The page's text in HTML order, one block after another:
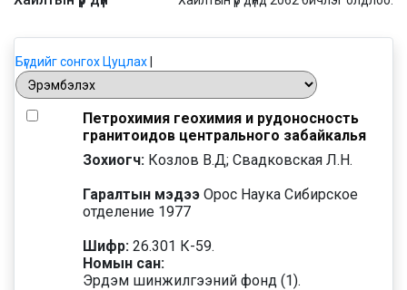
Бүгдийг сонгох Цуцлах
Петрохимия геохимия и рудоносность
гранитоидов центрального забайкалья
Зохиогч: Козлов В.Д; Свадковская Л.Н.
Гаралтын мэдээ Орос Наука Сибирское
отделение 1977
Шифр: 26.301 К-59.
Номын сан:
Эрдэм шинжилгээний фонд (1).